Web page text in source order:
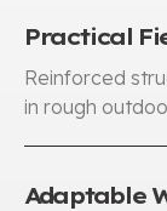
Practical
Reinforced
in rough
Adaptable